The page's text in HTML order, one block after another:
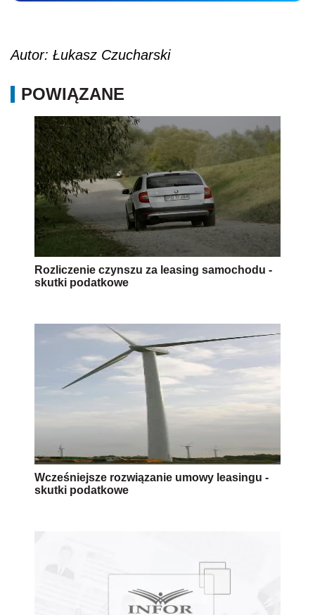
Autor: Łukasz Czucharski
POWIĄZANE
Rozliczenie czynszu za leasing samochodu -
skutki podatkowe
Wcześniejsze rozwiązanie umowy leasingu -
skutki podatkowe